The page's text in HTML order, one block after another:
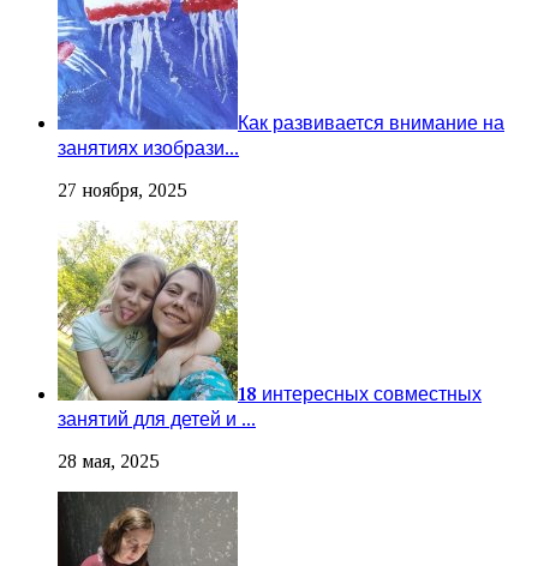
Как развивается внимание на
занятиях изобрази...
27 ноября, 2025
18 интересных совместных
занятий для детей и ...
28 мая, 2025